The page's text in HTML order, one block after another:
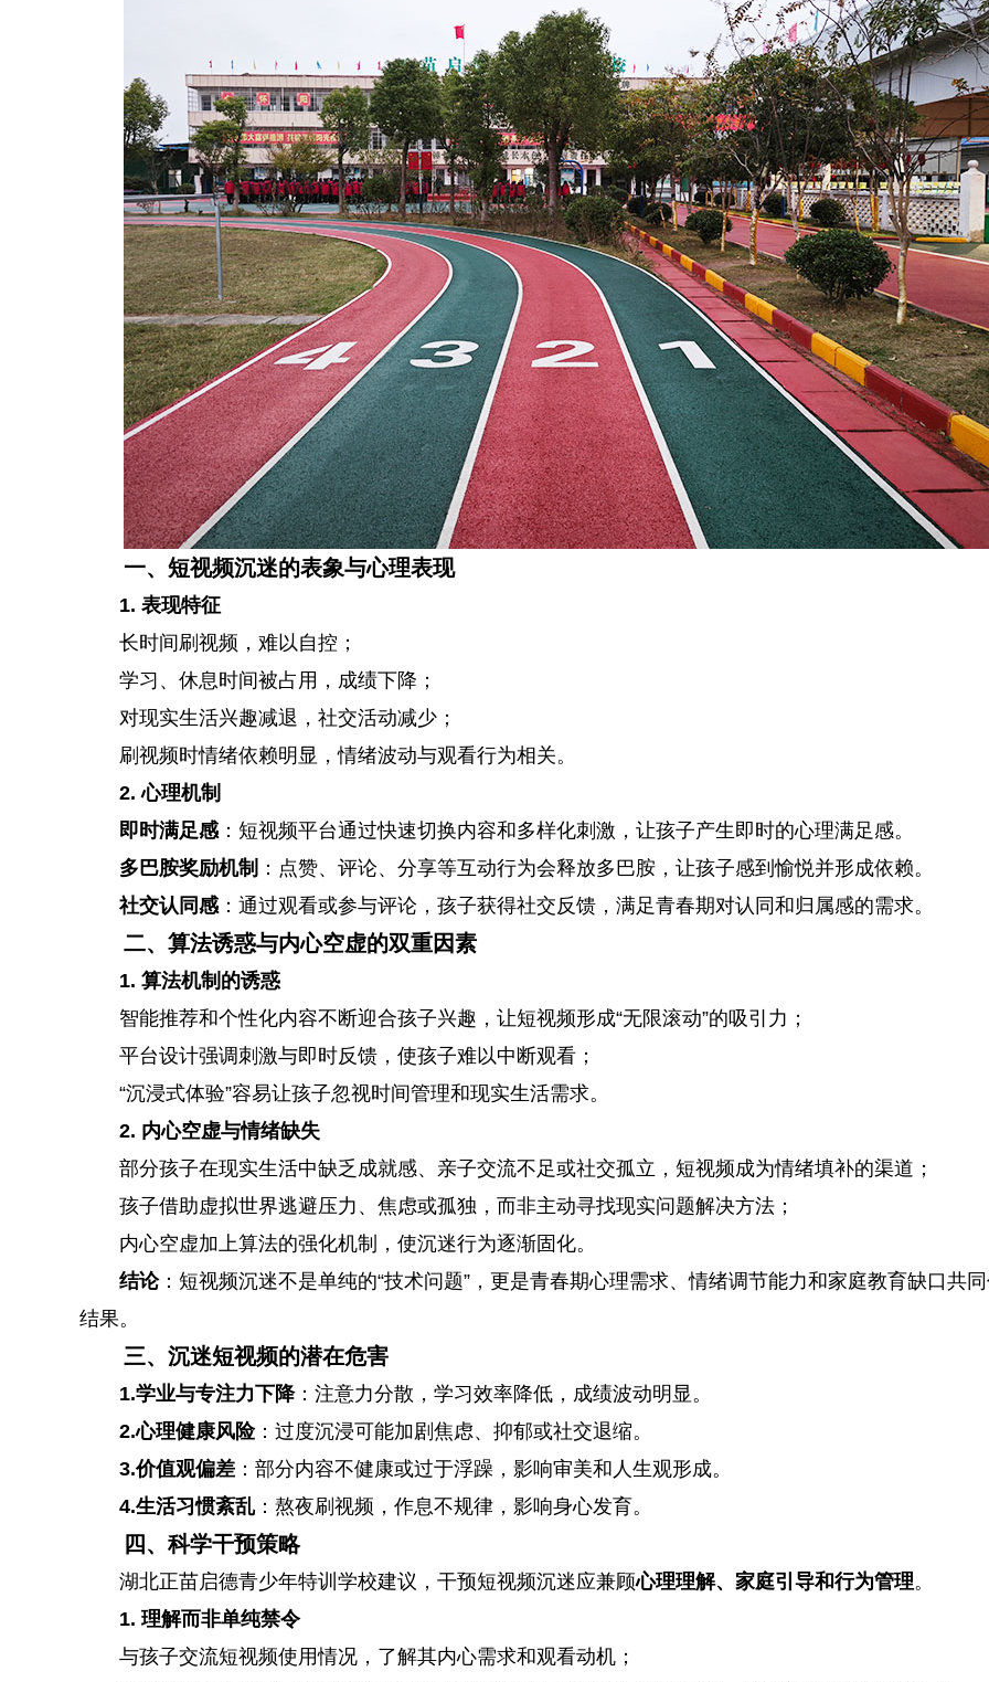
一、短视频沉迷的表象与心理表现
1. 表现特征
长时间刷视频，难以自控；
学习、休息时间被占用，成绩下降；
对现实生活兴趣减退，社交活动减少；
刷视频时情绪依赖明显，情绪波动与观看行为相关。
2. 心理机制
即时满足感：短视频平台通过快速切换内容和多样化刺激，让孩子产生即时的心理满足感。
多巴胺奖励机制 ：点赞、评论、分享等互动行为会释放多巴胺，让孩子感到愉悦并形成依赖。
社交认同感：通过观看或参与评论，孩子获得社交反馈，满足青春期对认同和归属感的需求。
二、算法诱惑与内心空虚的双重因素
1. 算法机制的诱惑
智能推荐和个性化内容不断迎合孩子兴趣，让短视频形成“无限滚动”的吸引力；
平台设计强调刺激与即时反馈，使孩子难以中断观看；
“沉浸式体验”容易让孩子忽视时间管理和现实生活需求。
2. 内心空虚与情绪缺失
部分孩子在现实生活中缺乏成就感、亲子交流不足或社交孤立，短视频成为情绪填补的渠道；
孩子借助虚拟世界逃避压力、焦虑或孤独，而非主动寻找现实问题解决方法；
内心空虚加上算法的强化机制，使沉迷行为逐渐固化。
结论：短视频沉迷不是单纯的“技术问题”，更是青春期心理需求、情绪调节能力和家庭教育缺口共
结果。
三、沉迷短视频的潜在危害
1.学业与专注力下降：注意力分散，学习效率降低，成绩波动明显。
2.心理健康风险：过度沉浸可能加剧焦虑、抑郁或社交退缩。
3.价值观偏差 ：部分内容不健康或过于浮躁，影响审美和人生观形成。
4.生活习惯紊乱：熬夜刷视频，作息不规律，影响身心发育。
四、科学干预策略
湖北正苗启德青少年特训学校建议，干预短视频沉迷应兼顾心理理解、家庭引导和行为管理。
1. 理解而非单纯禁令
与孩子交流短视频使用情况，了解其内心需求和观看动机；